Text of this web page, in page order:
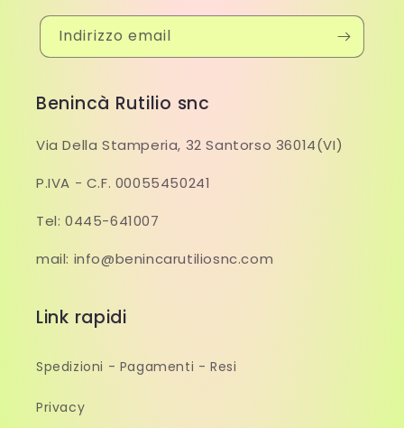
Indirizzo email
Benincà Rutilio snc
Via Della Stamperia, 32 Santorso 36014(VI)
P.IVA - C.F. 00055450241
Tel: 0445-641007
mail: info@benincarutiliosnc.com
Link rapidi
Spedizioni - Pagamenti - Resi
Privacy